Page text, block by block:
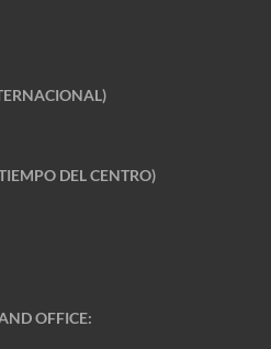
DEL CENTRO)
OFFICE: